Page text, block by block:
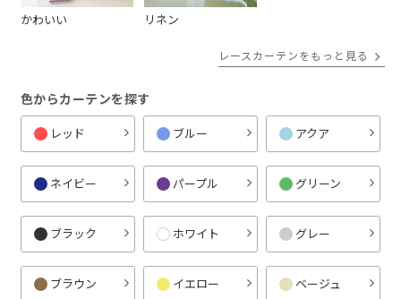
かわいい リネン
レースカーテンをもっと見る
色からカーテンを探す
レッド ブルー アクア
ネイビー パープル グリーン
ブラック ホワイト グレー
ブラウン イエロー ベージュ